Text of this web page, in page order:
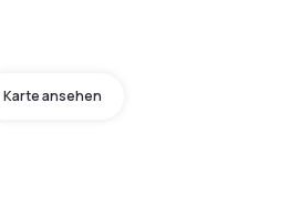
Karte ansehen